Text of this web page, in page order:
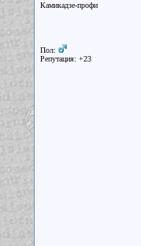
Камикадзе-профи
Пол:
Репутация: +23